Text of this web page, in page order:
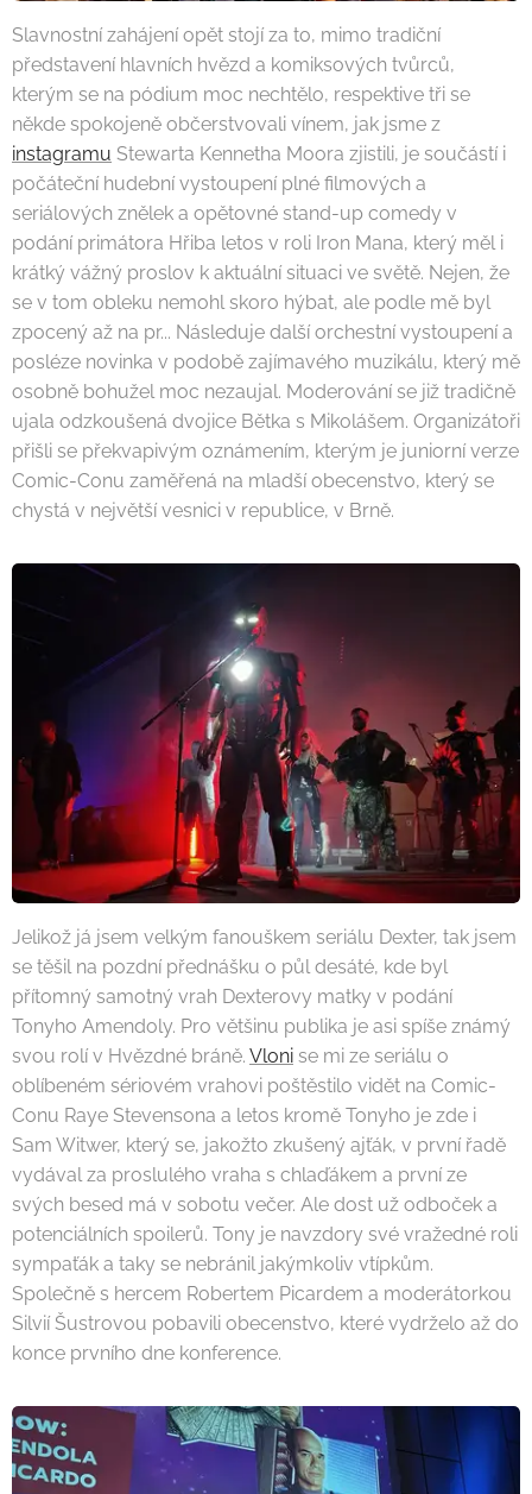
Slavnostní zahájení opět stojí za to, mimo tradiční
představení hlavních hvězd a komiksových tvůrců,
kterým se na pódium moc nechtělo, respektive tři se
někde spokojeně občerstvovali vínem, jak jsme z
instagramu Stewarta Kennetha Moora zjistili, je součástí i
počáteční hudební vystoupení plné filmových a
seriálových znělek a opětovné stand-up comedy v
podání primátora Hřiba letos v roli Iron Mana, který měl i
krátký vážný proslov k aktuální situaci ve světě. Nejen, že
se v tom obleku nemohl skoro hýbat, ale podle mě byl
zpocený až na pr... Následuje další orchestní vystoupení a
posléze novinka v podobě zajímavého muzikálu, který mě
osobně bohužel moc nezaujal. Moderování se již tradičně
ujala odzkoušená dvojice Bětka s Mikolášem. Organizátoři
přišli se překvapivým oznámením, kterým je juniorní verze
Comic-Conu zaměřená na mladší obecenstvo, který se
chystá v největší vesnici v republice, v Brně.
Jelikož já jsem velkým fanouškem seriálu Dexter, tak jsem
se těšil na pozdní přednášku o půl desáté, kde byl
přítomný samotný vrah Dexterovy matky v podání
Tonyho Amendoly. Pro většinu publika je asi spíše známý
svou rolí v Hvězdné bráně. Vloni se mi ze seriálu o
oblíbeném sériovém vrahovi poštěstilo vidět na Comic-
Conu Raye Stevensona a letos kromě Tonyho je zde i
Sam Witwer, který se, jakožto zkušený ajťák, v první řadě
vydával za proslulého vraha s chlaďákem a první ze
svých besed má v sobotu večer. Ale dost už odboček a
potenciálních spoilerů. Tony je navzdory své vražedné roli
sympaťák a taky se nebránil jakýmkoliv vtípkům.
Společně s hercem Robertem Picardem a moderátorkou
Silvií Šustrovou pobavili obecenstvo, které vydrželo až do
konce prvního dne konference.